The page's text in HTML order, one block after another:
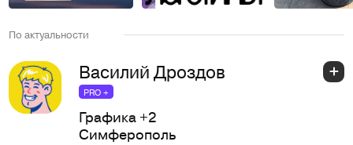
По актуальности
Василий Дроздов
PRO +
Графика +2
Симферополь